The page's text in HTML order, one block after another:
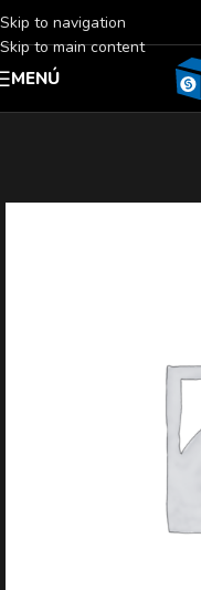
Skip to navigation
Skip to main content
MENÚ